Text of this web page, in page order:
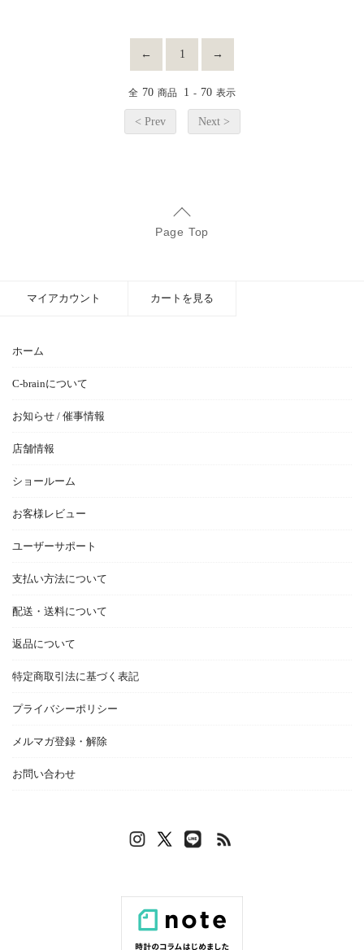
← 1 →
全 70 商品 1 - 70 表示
< Prev Next >
Page Top
ホーム
C-brainについて
お知らせ / 催事情報
店舗情報
ショールーム
お客様レビュー
ユーザーサポート
支払い方法について
配送・送料について
返品について
特定商取引法に基づく表記
プライバシーポリシー
メルマガ登録・解除
お問い合わせ
マイアカウント カートを見る